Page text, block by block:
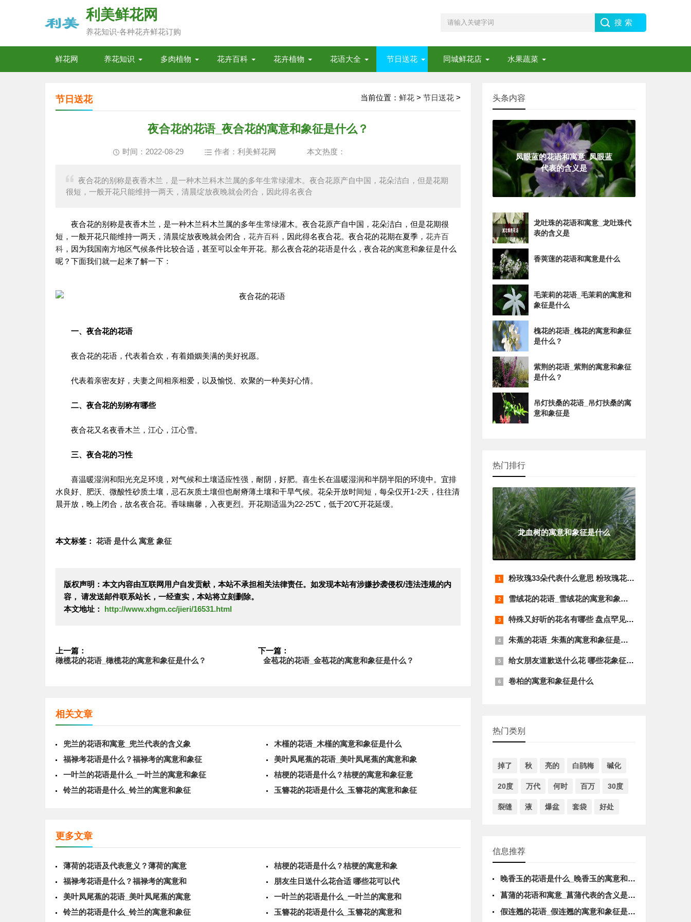
利美鲜花网
养花知识-各种花卉鲜花订购
鲜花网 养花知识 多肉植物 花卉百科 花卉植物 花语大全 节日送花 同城鲜花店 水果蔬菜
当前位置： 鲜花 > 节日送花 >
节日送花
夜合花的花语_夜合花的寓意和象征是什么？
时间：2022-08-29 作者：利美鲜花网 本文热度：
夜合花的别称是夜香木兰，是一种木兰科木兰属的多年生常绿灌木。夜合花原产自中国，花朵洁白，但是花期
很短，一般开花只能维持一两天，清晨绽放夜晚就会闭合，因此得名夜合
夜合花的别称是夜香木兰，是一种木兰科木兰属的多年生常绿灌木。夜合花原产自中国，花朵洁白，但是花期很
短，一般开花只能维持一两天，清晨绽放夜晚就会闭合， 花卉百科 ，因此得名夜合花。夜合花的花期在夏季， 花卉百
科 ，因为我国南方地区气候条件比较合适，甚至可以全年开花。那么夜合花的花语是什么，夜合花的寓意和象征是什么
呢？下面我们就一起来了解一下：
一、夜合花的花语
夜合花的花语，代表着合欢，有着婚姻美满的美好祝愿。
代表着亲密友好，夫妻之间相亲相爱，以及愉悦、欢聚的一种美好心情。
二、夜合花的别称有哪些
夜合花又名夜香木兰，江心，江心雪。
三、夜合花的习性
喜温暖湿润和阳光充足环境，对气候和土壤适应性强，耐阴，好肥。喜生长在温暖湿润和半阴半阳的环境中。宜排
水良好、肥沃、微酸性砂质土壤，忌石灰质土壤但也耐瘠薄土壤和干旱气候。花朵开放时间短，每朵仅开1-2天，往往清
晨开放，晚上闭合，故名夜合花。香味幽馨，入夜更烈。开花期适温为22-25℃，低于20℃开花延缓。
本文标签： 花语 是什么 寓意 象征
版权声明：本文内容由互联网用户自发贡献，本站不承担相关法律责任。如发现本站有涉嫌抄袭侵权/违法违规的内
容， 请发送邮件联系站长，一经查实，本站将立刻删除。
本文地址：
http://www.xhgm.cc/jieri/16531.html
上一篇：
橄榄花的花语_橄榄花的寓意和象征是什么？
下一篇：
金苞花的花语_金苞花的寓意和象征是什么？
相关文章
兜兰的花语和寓意_兜兰代表的含义象
木槿的花语_木槿的寓意和象征是什么
福禄考花语是什么？福禄考的寓意和象征
美叶凤尾蕉的花语_美叶凤尾蕉的寓意和象
一叶兰的花语是什么_一叶兰的寓意和象征
桔梗的花语是什么？桔梗的寓意和象征意
铃兰的花语是什么_铃兰的寓意和象征
玉簪花的花语是什么_玉簪花的寓意和象征
更多文章
薄荷的花语及代表意义？薄荷的寓意
桔梗的花语是什么？桔梗的寓意和象
福禄考花语是什么？福禄考的寓意和
朋友生日送什么花合适 哪些花可以代
美叶凤尾蕉的花语_美叶凤尾蕉的寓意
一叶兰的花语是什么_一叶兰的寓意和
铃兰的花语是什么_铃兰的寓意和象征
玉簪花的花语是什么_玉簪花的寓意和
头条内容
凤眼蓝的花语和寓意_凤眼蓝
代表的含义是
龙吐珠的花语和寓意_龙吐珠代
表的含义是
香荚蒾的花语和寓意是什么
毛茉莉的花语_毛茉莉的寓意和
象征是什么
槐花的花语_槐花的寓意和象征
是什么？
紫荆的花语_紫荆的寓意和象征
是什么？
吊灯扶桑的花语_吊灯扶桑的寓
意和象征是
热门排行
龙血树的寓意和象征是什么
粉玫瑰33朵代表什么意思 粉玫瑰花语是什
雪绒花的花语_雪绒花的寓意和象征是什么
特殊又好听的花名有哪些 盘点罕见的绝美
朱蕉的花语_朱蕉的寓意和象征是什么？
给女朋友道歉送什么花 哪些花象征着歉意
卷柏的寓意和象征是什么
热门类别
掉了 秋 亮的 白鹃梅 碱化
20度 万代 何时 百万 30度
裂缝 液 爆盆 套袋 好处
信息推荐
晚香玉的花语是什么_晚香玉的寓意和象征
菖蒲的花语和寓意_菖蒲代表的含义是什么
假连翘的花语_假连翘的寓意和象征是什么